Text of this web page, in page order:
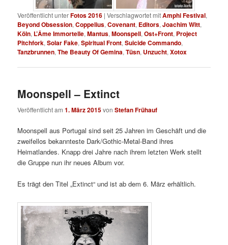
Veröffentlicht unterFotos 2016 |Verschlagwortet mitAmphi Festival,
Beyond Obsession,Coppelius,Covenant, Editors,Joachim Witt,
Köln, L’Âme Immortelle,Mantus,Moonspell,Ost+Front, Project
Pitchfork,Solar Fake,Spiritual Front,Suicide Commando,
Tanzbrunnen,The Beauty Of Gemina,Tüsn, Unzucht,Xotox
Moonspell – Extinct
Veröffentlicht am1. März 2015vonStefan Frühauf
Moonspell aus Portugal sind seit 25 Jahren im Geschäft und die
zweifellos bekannteste Dark/Gothic-Metal-Band ihres
Heimatlandes. Knapp drei Jahre nach ihrem letzten Werk stellt
die Gruppe nun ihr neues Album vor.
Es trägt den Titel „Extinct“ und ist ab dem 6. März erhältlich.